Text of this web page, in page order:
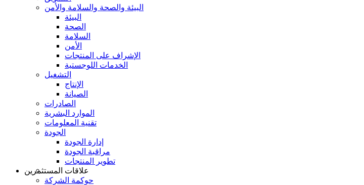
البيئة والصحة والسلامة والأمن
البيئة
الصحة
السلامة
الأمن
الإشراف على المنتجات
الخدمات اللوجستية
التشغيل
الإنتاج
الصيانة
الصادرات
الموارد البشرية
تقنية المعلومات
الجودة
إدارة الجودة
مراقبة الجودة
تطوير المنتجات
علاقات المستثمرين
حوكمة الشركة